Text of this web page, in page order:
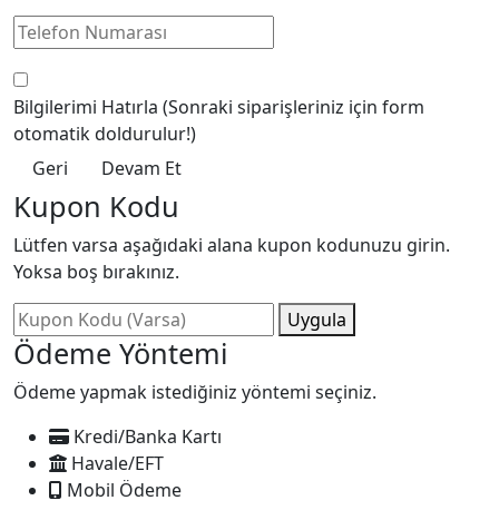
Bilgilerimi Hatırla (Sonraki siparişleriniz için form
otomatik doldurulur!)
Geri
Devam Et
Kupon Kodu
Lütfen varsa aşağıdaki alana kupon kodunuzu girin.
Yoksa boş bırakınız.
Uygula
Ödeme Yöntemi
Ödeme yapmak istediğiniz yöntemi seçiniz.
Kredi/Banka Kartı
Havale/EFT
Mobil Ödeme